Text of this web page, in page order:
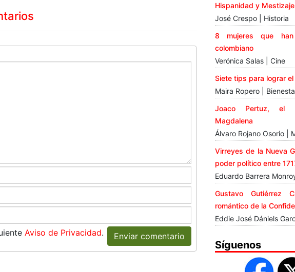
Aviso de Privacidad. Enviar comentario
Hispanidad y Mestizaje
José Crespo | Historia
8 mujeres que
colombiano
Verónica Salas | Cine
Siete tips para lograr
Maira Ropero |
Joaco Pertuz, el
Magdalena
Álvaro Rojano Osorio |
Virreyes de la Nueva
poder político entre
Eduardo Barrera
Gustavo Gutiérrez
romántico de la
Eddie José Dániels
Síguenos